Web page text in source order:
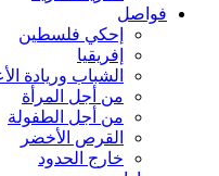
فواصل
إحكي فلسطين
إفريقيا
الشباب وريادة الأعمال
من أجل المرأة
من أجل الطفولة
القرص الأخضر
خارج الحدود